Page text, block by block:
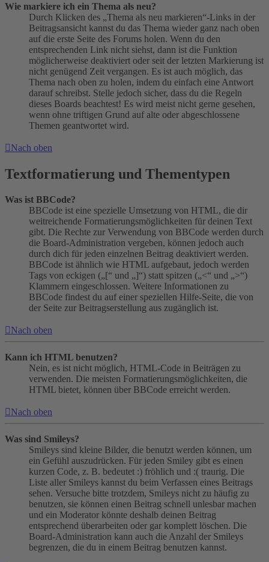
Wie markiere ich ein Thema als neu?
Durch Klicken des „Thema als neu markieren“-Links in der
Beitragsansicht kannst du das Thema wieder ganz nach oben
auf die erste Seite des Forums holen. Wenn du den
entsprechenden Link nicht siehst, dann ist die Funktion
möglicherweise deaktiviert oder seit der letzten Markierung ist
nicht genügend Zeit vergangen. Es ist auch möglich, das
Thema nach oben zu holen, indem du einfach eine Antwort
darauf schreibst. Stelle jedoch sicher, dass du die Regeln
dieses Boards beachtest! Es wird meist nicht gerne gesehen,
wenn ohne triftigen Grund auf alte oder abgeschlossene
Themen geantwortet wird.
Nach oben
Textformatierung und Thementypen
Was ist BBCode?
BBCode ist eine spezielle Umsetzung von HTML, die dir
weitreichende Formatierungsmöglichkeiten für deinen Text
gibt. Die Rechte zur Verwendung von BBCode werden durch
die Board-Administration vergeben, können jedoch auch
durch dich für jeden einzelnen Beitrag deaktiviert werden.
BBCode ist ähnlich wie HTML aufgebaut, jedoch werden
Tags von eckigen („[“ und „]“) statt spitzen („<“ und „>“)
Klammern eingeschlossen. Weitere Informationen zu
BBCode findest du auf einer speziellen Hilfe-Seite, die von
der Seite zur Beitragserstellung aus zugänglich ist.
Nach oben
Kann ich HTML benutzen?
Nein, es ist nicht möglich, HTML-Code in Beiträgen zu
verwenden. Die meisten Formatierungsmöglichkeiten, die
HTML bietet, können über BBCode erreicht werden.
Nach oben
Was sind Smileys?
Smileys sind kleine Bilder, die benutzt werden können, um
ein Gefühl auszudrücken. Für jeden Smiley gibt es einen
kurzen Code, z. B. bedeutet :) fröhlich und :( traurig. Die
Liste aller Smileys kannst du beim Verfassen eines Beitrags
sehen. Versuche bitte trotzdem, Smileys nicht zu häufig zu
benutzen, sie können einen Beitrag schnell unlesbar machen
und ein Moderator könnte deshalb deinen Beitrag
entsprechend überarbeiten oder gar komplett löschen. Die
Board-Administration kann auch die Anzahl der Smileys
begrenzen, die du in einem Beitrag benutzen kannst.